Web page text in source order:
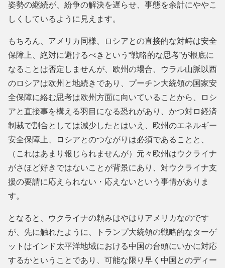
姿勢の継続が、紛争の解決を遅らせ、事態を余計にややこ
しくしているように見えます。
もちろん、アメリカ同様、ロシアとの直接的な対峙は安全
保障上、絶対に避けるべきという“戦略的な思考”が根底に
なることは否定しませんが、欧州の場合、ウラル山脈以西
のロシアは欧州と地続きであり、プーチン大統領の国家安
全保障に絡む思考は欧州方面に向いていることから、ロシ
アと直接事を構える羽目になる恐れがあり、かつ対ロ経済
制裁で割合としては減少したとはいえ、欧州のエネルギー
安全保障上、ロシアとのつながりは必須であることと、
（これはあまり報じられませんが）元々欧州はウクライナ
がさほど好きではないことが背景にあり、対ウクライナ支
援の要請に応えられない・応えないという事情がありま
す。
となると、ウクライナの頼みはやはりアメリカなのです
が、先に触れたように、トランプ大統領の戦略的なターゲ
ットはインド太平洋地域における中国の台頭にいかに対応
するかということであり、可能な限り早く中国とのディー